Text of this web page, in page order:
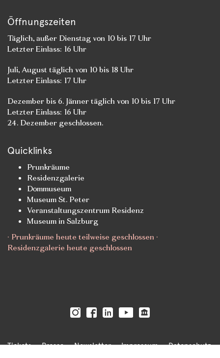
Öffnungszeiten
Täglich, außer Dienstag von 10 bis 17 Uhr
Letzter Einlass: 16 Uhr
Juli, August täglich von 10 bis 18 Uhr
Letzter Einlass: 17 Uhr
Dezember bis 6. Jänner täglich von 10 bis 17 Uhr
Letzter Einlass: 16 Uhr
24. Dezember geschlossen.
Quicklinks
Prunkräume
Residenzgalerie
Dommuseum
Museum St. Peter
Veranstaltungszentrum Residenz
Museum in Salzburg
· Prunkräume heute teilweise geschlossen ·
Residenzgalerie heute geschlossen
Tickets Presse Newsletter Impressum Datenschutz